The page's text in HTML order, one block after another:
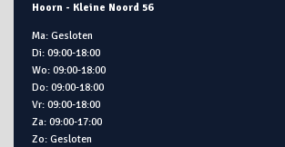
Hoorn - Kleine Noord 56
Ma: Gesloten
Di: 09:00-18:00
Wo: 09:00-18:00
Do: 09:00-18:00
Vr: 09:00-18:00
Za: 09:00-17:00
Zo: Gesloten